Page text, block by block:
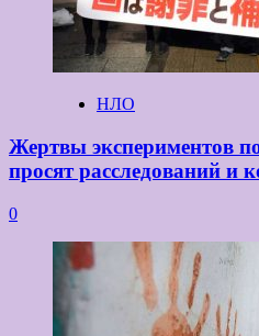
НЛО
Жертвы экспериментов
просят расследований и
0